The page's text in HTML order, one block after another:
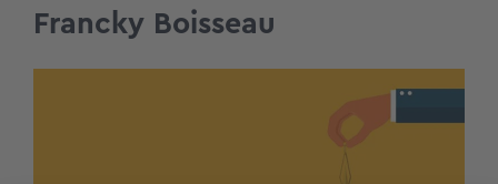
Francky Boisseau